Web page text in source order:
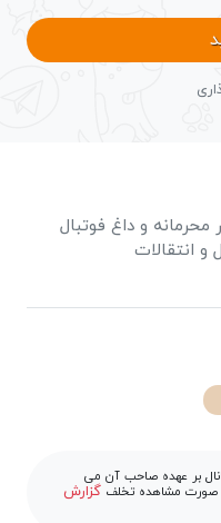
محرمانه و داغ فوتبال
انتقالات
بر عهده صاحب آن می
صورت مشاهده تخلف گزارش